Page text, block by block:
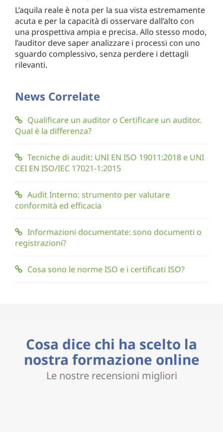
L’aquila reale è nota per la sua vista estremamente
acuta e per la capacità di osservare dall’alto con
una prospettiva ampia e precisa. Allo stesso modo,
l’auditor deve saper analizzare i processi con uno
sguardo complessivo, senza perdere i dettagli
rilevanti.
News Correlate
Qualificare un auditor o Certificare un auditor.
Qual è la differenza?
Tecniche di audit: UNI EN ISO 19011:2018 e UNI
CEI EN ISO/IEC 17021-1:2015
Audit Interno: strumento per valutare
conformità ed efficacia
Informazioni documentate: sono documenti o
registrazioni?
Cosa sono le norme ISO e i certificati ISO?
Cosa dice chi ha scelto la
nostra formazione online
Le nostre recensioni migliori